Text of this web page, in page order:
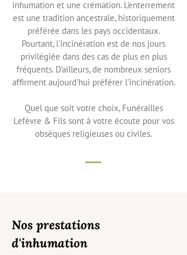
inhumation et une crémation. L'enterrement
est une tradition ancestrale, historiquement
préférée dans les pays occidentaux.
Pourtant, l'incinération est de nos jours
privilégiée dans des cas de plus en plus
fréquents. D'ailleurs, de nombreux seniors
affirment aujourd'hui préférer l'incinération.
Quel que soit votre choix, Funérailles
Lefèvre & Fils sont à votre écoute pour vos
obsèques religieuses ou civiles.
Nos prestations
d'inhumation